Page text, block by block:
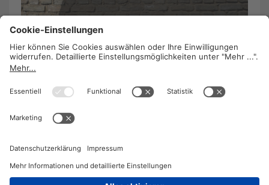
Streiken – wie geht das?
InÖsterreich gibt es ein Recht auf Streik
– Damit
wird sorgsam umgegangen. Doch im Ernstfall
muss das Vorgehen gut organisiert sein.
WEITERLESEN